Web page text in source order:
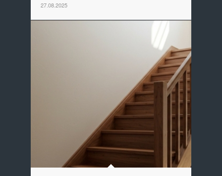
27.08.2025